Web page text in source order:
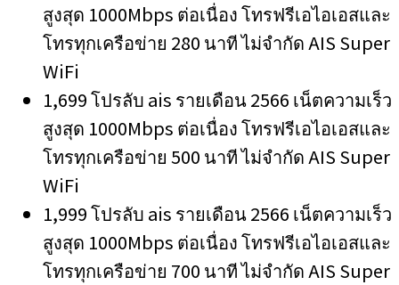
สูงสุด 1000Mbps ต่อเนื่อง โทรฟรีเอไอเอสและ
โทรทุกเครือข่าย 280 นาที ไม่จำกัด AIS Super
WiFi
1,699 โปรลับ ais รายเดือน 2566 เน็ตความเร็ว
สูงสุด 1000Mbps ต่อเนื่อง โทรฟรีเอไอเอสและ
โทรทุกเครือข่าย 500 นาที ไม่จำกัด AIS Super
WiFi
1,999 โปรลับ ais รายเดือน 2566 เน็ตความเร็ว
สูงสุด 1000Mbps ต่อเนื่อง โทรฟรีเอไอเอสและ
โทรทุกเครือข่าย 700 นาที ไม่จำกัด AIS Super